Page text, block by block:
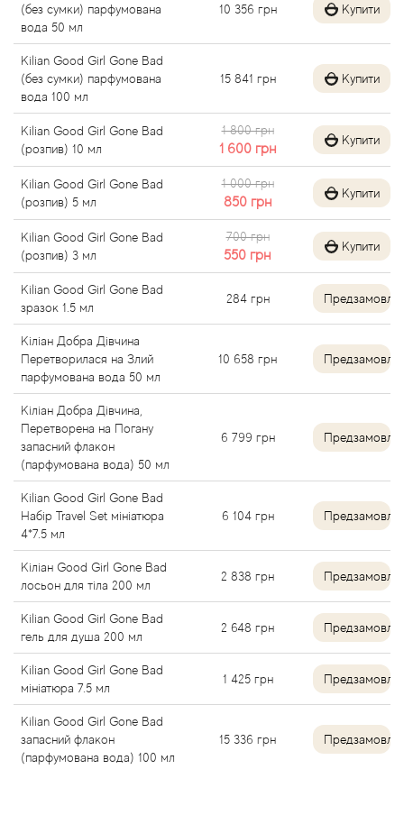
(без сумки) парфумована
вода 50 мл
10 356 грн Купити
Kilian Good Girl Gone Bad
(без сумки) парфумована
вода 100 мл
15 841 грн Купити
Kilian Good Girl Gone Bad
(розпив) 10 мл
1 800 грн
1 600 грн
Купити
Kilian Good Girl Gone Bad
(розпив) 5 мл
1 000 грн
850 грн
Купити
Kilian Good Girl Gone Bad
(розпив) 3 мл
700 грн
550 грн
Купити
Kilian Good Girl Gone Bad
зразок 1.5 мл
284 грн
Кіліан Добра Дівчина
Перетворилася на Злий
парфумована вода 50 мл
10 658 грн
Кіліан Добра Дівчина,
Перетворена на Погану
запасний флакон
(парфумована вода) 50 мл
6 799 грн
Kilian Good Girl Gone Bad
Набір Travel Set мініатюра
4*7.5 мл
6 104 грн
Кіліан Good Girl Gone Bad
лосьон для тіла 200 мл
2 838 грн
Kilian Good Girl Gone Bad
гель для душа 200 мл
2 648 грн
Kilian Good Girl Gone Bad
мініатюра 7.5 мл
1 425 грн
Kilian Good Girl Gone Bad
запасний флакон
(парфумована вода) 100 мл
15 336 грн
Angel Schlesser
Anima Mundi
Anna Sui
Annayake
Anne Fontaine
Annick Goutal
Antonia's Flowers
Antonio Banderas
Antonio Puig
Antonio Visconti
Aquolina
Arabesque Perfumes
Arabiyat
Aramis
Ariana Grande
Armaf
Armand Basi